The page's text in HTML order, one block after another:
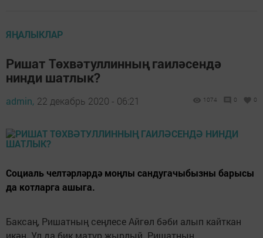
ЯҢАЛЫКЛАР
Ришат Төхвәтуллинның гаиләсендә
нинди шатлык?
admin, 22 декабрь 2020 - 06:21 1074 0 0
Социаль челтәрләрдә моңлы сандугачыбызны барысы
да котларга ашыга.
Баксаң, Ришатның сеңлесе Айгөл бәби алып кайткан
икән. Ул да бик матур җырлый. Ришатның